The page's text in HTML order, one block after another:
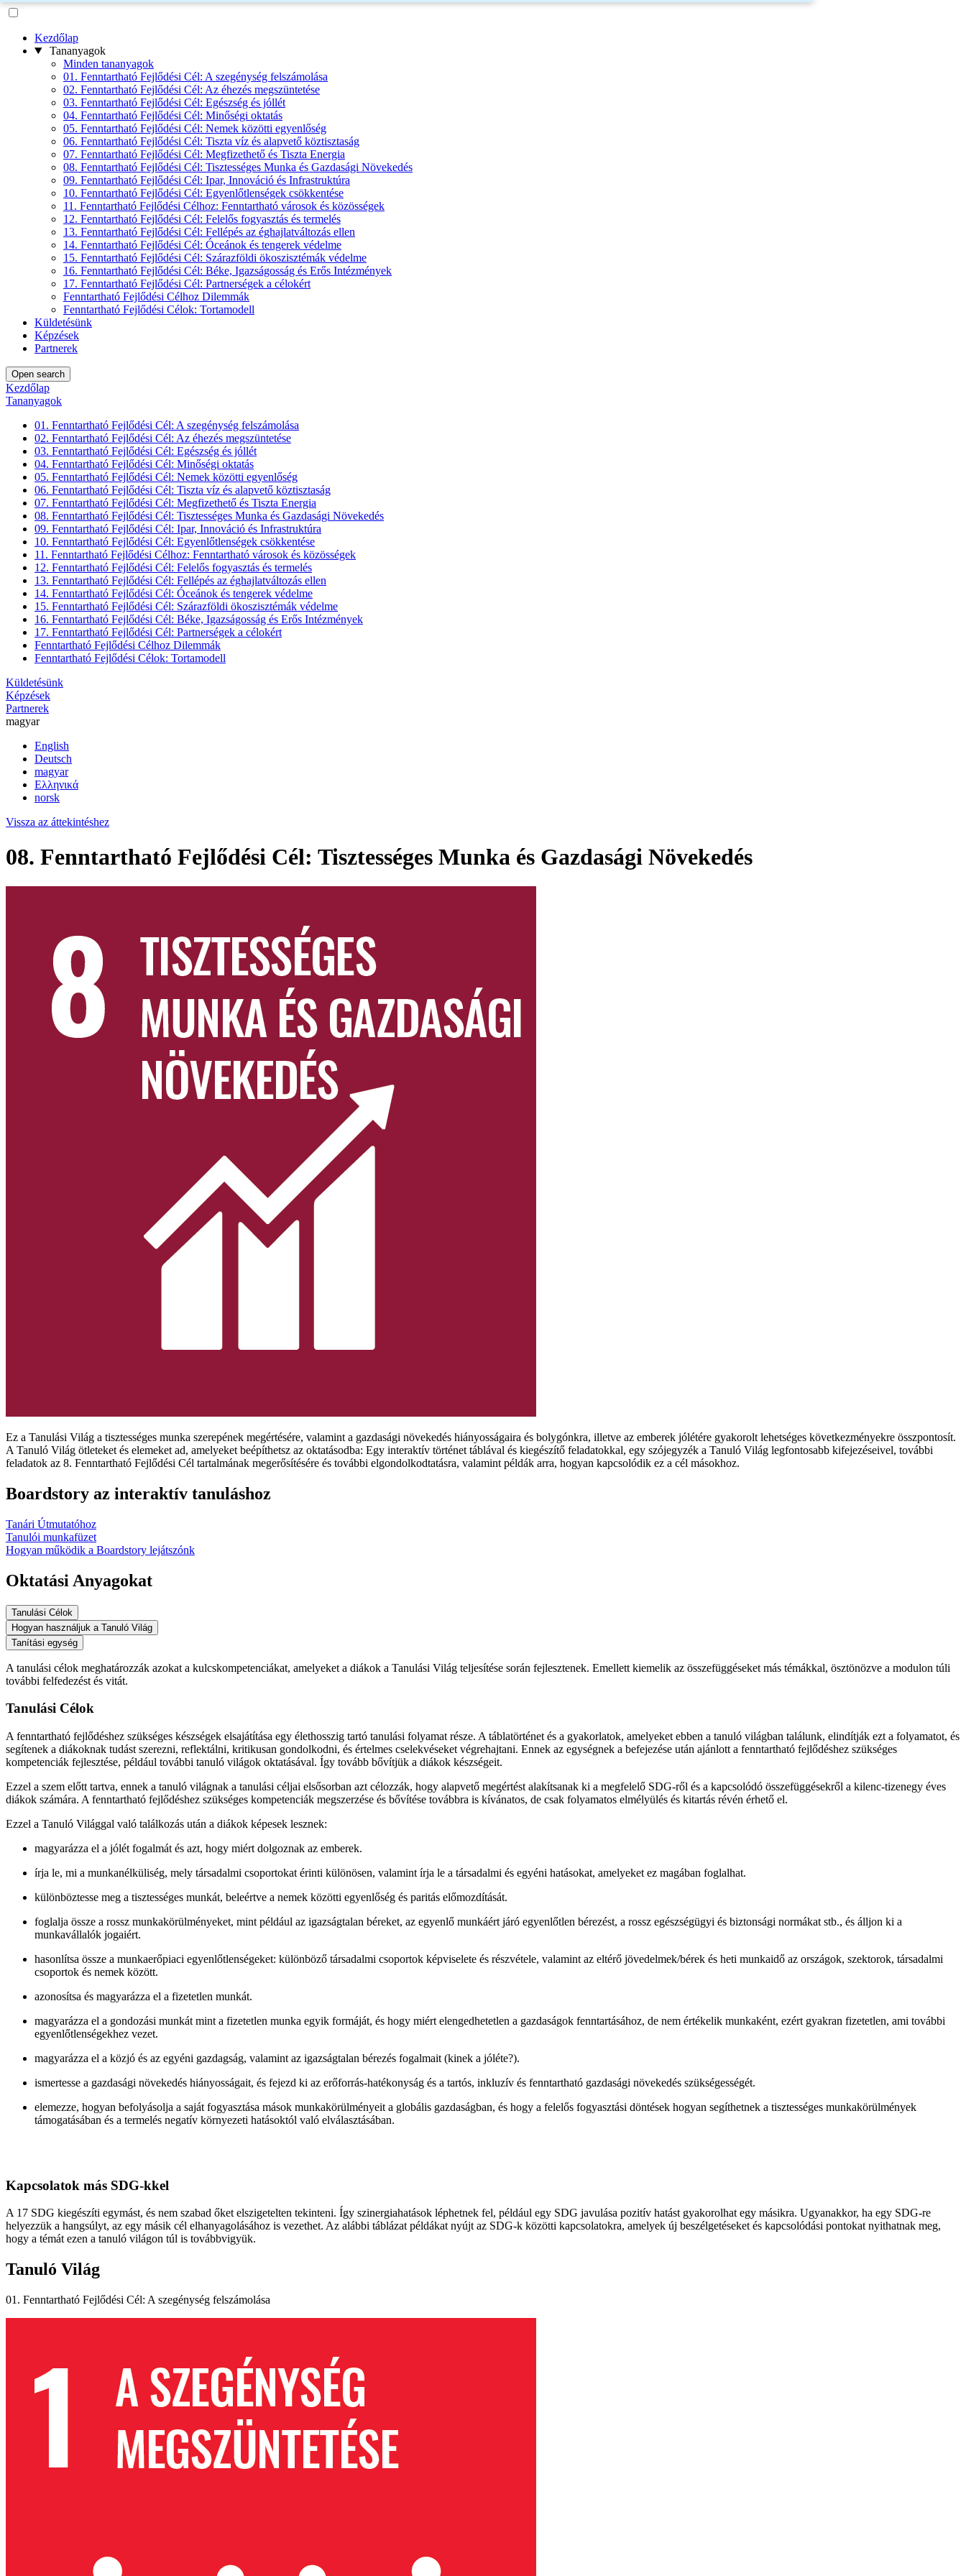
Kezdőlap
Tananyagok
Minden tananyagok
01. Fenntartható Fejlődési Cél: A szegénység felszámolása
02. Fenntartható Fejlődési Cél: Az éhezés megszüntetése
03. Fenntartható Fejlődési Cél: Egészség és jóllét
04. Fenntartható Fejlődési Cél: Minőségi oktatás
05. Fenntartható Fejlődési Cél: Nemek közötti egyenlőség
06. Fenntartható Fejlődési Cél: Tiszta víz és alapvető köztisztaság
07. Fenntartható Fejlődési Cél: Megfizethető és Tiszta Energia
08. Fenntartható Fejlődési Cél: Tisztességes Munka és Gazdasági Növekedés
09. Fenntartható Fejlődési Cél: Ipar, Innováció és Infrastruktúra
10. Fenntartható Fejlődési Cél: Egyenlőtlenségek csökkentése
11. Fenntartható Fejlődési Célhoz: Fenntartható városok és közösségek
12. Fenntartható Fejlődési Cél: Felelős fogyasztás és termelés
13. Fenntartható Fejlődési Cél: Fellépés az éghajlatváltozás ellen
14. Fenntartható Fejlődési Cél: Óceánok és tengerek védelme
15. Fenntartható Fejlődési Cél: Szárazföldi ökoszisztémák védelme
16. Fenntartható Fejlődési Cél: Béke, Igazságosság és Erős Intézmények
17. Fenntartható Fejlődési Cél: Partnerségek a célokért
Fenntartható Fejlődési Célhoz Dilemmák
Fenntartható Fejlődési Célok: Tortamodell
Küldetésünk
Képzések
Partnerek
Open search
Kezdőlap
Tananyagok
01. Fenntartható Fejlődési Cél: A szegénység felszámolása
02. Fenntartható Fejlődési Cél: Az éhezés megszüntetése
03. Fenntartható Fejlődési Cél: Egészség és jóllét
04. Fenntartható Fejlődési Cél: Minőségi oktatás
05. Fenntartható Fejlődési Cél: Nemek közötti egyenlőség
06. Fenntartható Fejlődési Cél: Tiszta víz és alapvető köztisztaság
07. Fenntartható Fejlődési Cél: Megfizethető és Tiszta Energia
08. Fenntartható Fejlődési Cél: Tisztességes Munka és Gazdasági Növekedés
09. Fenntartható Fejlődési Cél: Ipar, Innováció és Infrastruktúra
10. Fenntartható Fejlődési Cél: Egyenlőtlenségek csökkentése
11. Fenntartható Fejlődési Célhoz: Fenntartható városok és közösségek
12. Fenntartható Fejlődési Cél: Felelős fogyasztás és termelés
13. Fenntartható Fejlődési Cél: Fellépés az éghajlatváltozás ellen
14. Fenntartható Fejlődési Cél: Óceánok és tengerek védelme
15. Fenntartható Fejlődési Cél: Szárazföldi ökoszisztémák védelme
16. Fenntartható Fejlődési Cél: Béke, Igazságosság és Erős Intézmények
17. Fenntartható Fejlődési Cél: Partnerségek a célokért
Fenntartható Fejlődési Célhoz Dilemmák
Fenntartható Fejlődési Célok: Tortamodell
Küldetésünk
Képzések
Partnerek
magyar
English
Deutsch
magyar
Ελληνικά
norsk
Vissza az áttekintéshez
08. Fenntartható Fejlődési Cél: Tisztességes Munka és Gazdasági Növekedés
Ez a Tanulási Világ a tisztességes munka szerepének megértésére, valamint a gazdasági növekedés hiányosságaira és bolygónkra, illetve az emberek jólétére gyakorolt lehetséges következményekre összpontosít.
A Tanuló Világ ötleteket és elemeket ad, amelyeket beépíthetsz az oktatásodba: Egy interaktív történet táblával és kiegészítő feladatokkal, egy szójegyzék a Tanuló Világ legfontosabb kifejezéseivel, további
feladatok az 8. Fenntartható Fejlődési Cél tartalmának megerősítésére és további elgondolkodtatásra, valamint példák arra, hogyan kapcsolódik ez a cél másokhoz.
Boardstory az interaktív tanuláshoz
Tanári Útmutatóhoz
Tanulói munkafüzet
Hogyan működik a Boardstory lejátszónk
Oktatási Anyagokat
Tanulási Célok
Hogyan használjuk a Tanuló Világ
Tanítási egység
A tanulási célok meghatározzák azokat a kulcskompetenciákat, amelyeket a diákok a Tanulási Világ teljesítése során fejlesztenek. Emellett kiemelik az összefüggéseket más témákkal, ösztönözve a modulon túli
további felfedezést és vitát.
Tanulási Célok
A fenntartható fejlődéshez szükséges készségek elsajátítása egy élethosszig tartó tanulási folyamat része. A táblatörténet és a gyakorlatok, amelyeket ebben a tanuló világban találunk, elindítják ezt a folyamatot, és
segítenek a diákoknak tudást szerezni, reflektálni, kritikusan gondolkodni, és értelmes cselekvéseket végrehajtani. Ennek az egységnek a befejezése után ajánlott a fenntartható fejlődéshez szükséges
kompetenciák fejlesztése, például további tanuló világok oktatásával. Így tovább bővítjük a diákok készségeit.
Ezzel a szem előtt tartva, ennek a tanuló világnak a tanulási céljai elsősorban azt célozzák, hogy alapvető megértést alakítsanak ki a megfelelő SDG-ről és a kapcsolódó összefüggésekről a kilenc-tizenegy éves
diákok számára. A fenntartható fejlődéshez szükséges kompetenciák megszerzése és bővítése továbbra is kívánatos, de csak folyamatos elmélyülés és kitartás révén érhető el.
Ezzel a Tanuló Világgal való találkozás után a diákok képesek lesznek:
magyarázza el a jólét fogalmát és azt, hogy miért dolgoznak az emberek.
írja le, mi a munkanélküliség, mely társadalmi csoportokat érinti különösen, valamint írja le a társadalmi és egyéni hatásokat, amelyeket ez magában foglalhat.
különböztesse meg a tisztességes munkát, beleértve a nemek közötti egyenlőség és paritás előmozdítását.
foglalja össze a rossz munkakörülményeket, mint például az igazságtalan béreket, az egyenlő munkáért járó egyenlőtlen bérezést, a rossz egészségügyi és biztonsági normákat stb., és álljon ki a
munkavállalók jogaiért.
hasonlítsa össze a munkaerőpiaci egyenlőtlenségeket: különböző társadalmi csoportok képviselete és részvétele, valamint az eltérő jövedelmek/bérek és heti munkaidő az országok, szektorok, társadalmi
csoportok és nemek között.
azonosítsa és magyarázza el a fizetetlen munkát.
magyarázza el a gondozási munkát mint a fizetetlen munka egyik formáját, és hogy miért elengedhetetlen a gazdaságok fenntartásához, de nem értékelik munkaként, ezért gyakran fizetetlen, ami további
egyenlőtlenségekhez vezet.
magyarázza el a közjó és az egyéni gazdagság, valamint az igazságtalan bérezés fogalmait (kinek a jóléte?).
ismertesse a gazdasági növekedés hiányosságait, és fejezd ki az erőforrás-hatékonyság és a tartós, inkluzív és fenntartható gazdasági növekedés szükségességét.
elemezze, hogyan befolyásolja a saját fogyasztása mások munkakörülményeit a globális gazdaságban, és hogy a felelős fogyasztási döntések hogyan segíthetnek a tisztességes munkakörülmények
támogatásában és a termelés negatív környezeti hatásoktól való elválasztásában.
Kapcsolatok más SDG-kkel
A 17 SDG kiegészíti egymást, és nem szabad őket elszigetelten tekinteni. Így szinergiahatások léphetnek fel, például egy SDG javulása pozitív hatást gyakorolhat egy másikra. Ugyanakkor, ha egy SDG-re
helyezzük a hangsúlyt, az egy másik cél elhanyagolásához is vezethet. Az alábbi táblázat példákat nyújt az SDG-k közötti kapcsolatokra, amelyek új beszélgetéseket és kapcsolódási pontokat nyithatnak meg,
hogy a témát ezen a tanuló világon túl is továbbvigyük.
Tanuló Világ
01. Fenntartható Fejlődési Cél: A szegénység felszámolása